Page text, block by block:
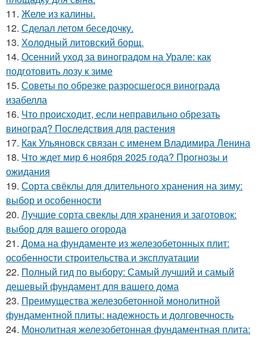
11. Желе из калины.
12. Сделал летом беседочку.
13. Холодный литовский борщ.
14. Осенний уход за виноградом на Урале: как
подготовить лозу к зиме
15. Советы по обрезке разросшегося винограда
изабелла
16. Что происходит, если неправильно обрезать
виноград? Последствия для растения
17. Как Ульяновск связан с именем Владимира Ленина
18. Что ждет мир 6 ноября 2025 года? Прогнозы и
ожидания
19. Сорта свёклы для длительного хранения на зиму:
выбор и особенности
20. Лучшие сорта свеклы для хранения и заготовок:
выбор для вашего огорода
21. Дома на фундаменте из железобетонных плит:
особенности строительства и эксплуатации
22. Полный гид по выбору: Самый лучший и самый
дешевый фундамент для вашего дома
23. Преимущества железобетонной монолитной
фундаментной плиты: надежность и долговечность
24. Монолитная железобетонная фундаментная плита: